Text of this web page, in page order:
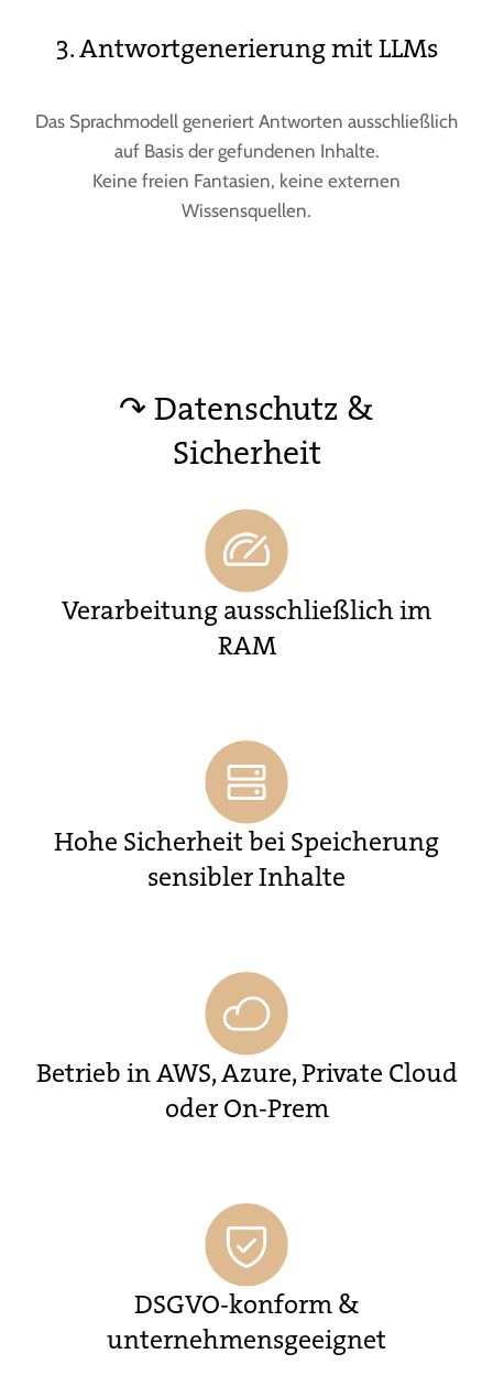
3. Antwortgenerierung mit LLMs
Das Sprachmodell generiert Antworten ausschließlich
auf Basis der gefundenen Inhalte.
Keine freien Fantasien, keine externen
Wissensquellen.
↷ Datenschutz &
Sicherheit
Verarbeitung ausschließlich im
RAM
Hohe Sicherheit bei Speicherung
sensibler Inhalte
Betrieb in AWS, Azure, Private Cloud
oder On-Prem
DSGVO-konform &
unternehmensgeeignet